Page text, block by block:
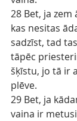
28 Bet, ja
kas nesitas
sadzīst, tad
tāpēc
šķīstu, jo tā ir
plēve.
29 Bet, ja
vaina ir